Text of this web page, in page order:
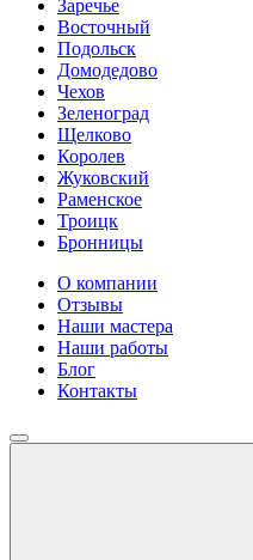
Заречье
Восточный
Подольск
Домодедово
Чехов
Зеленоград
Щелково
Королев
Жуковский
Раменское
Троицк
Бронницы
О компании
Отзывы
Наши мастера
Наши работы
Блог
Контакты